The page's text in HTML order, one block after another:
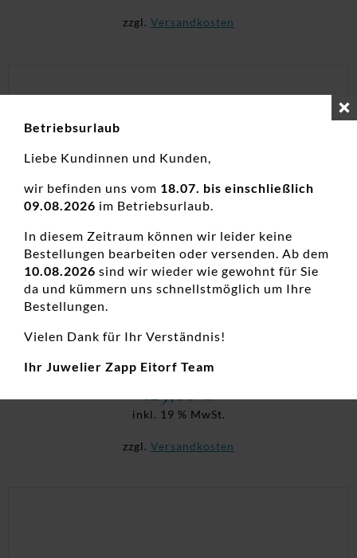
zzgl. Versandkosten
Damenohrschmuck, Diamanten, Diamantschmuck, Edelstahl,
129,00€
inkl. 19 % MwSt.
zzgl. Versandkosten
Betriebsurlaub
Liebe Kundinnen und Kunden,
wir befinden uns vom 18.07. bis einschließlich
09.08.2026 im Betriebsurlaub.
In diesem Zeitraum können wir leider keine
Bestellungen bearbeiten oder versenden. Ab dem
10.08.2026 sind wir wieder wie gewohnt für Sie
da und kümmern uns schnellstmöglich um Ihre
Bestellungen.
Vielen Dank für Ihr Verständnis!
Ihr Juwelier Zapp Eitorf Team